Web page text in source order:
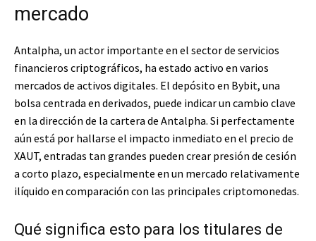
mercado
Antalpha, un actor importante en el sector de servicios
financieros criptográficos, ha estado activo en varios
mercados de activos digitales. El depósito en Bybit, una
bolsa centrada en derivados, puede indicar un cambio clave
en la dirección de la cartera de Antalpha. Si perfectamente
aún está por hallarse el impacto inmediato en el precio de
XAUT, entradas tan grandes pueden crear presión de cesión
a corto plazo, especialmente en un mercado relativamente
ilíquido en comparación con las principales criptomonedas.
Qué significa esto para los titulares de